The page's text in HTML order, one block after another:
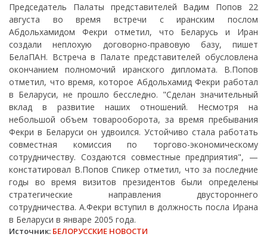
Председатель Палаты представителей Вадим Попов 22
августа во время встречи с иранским послом
Абдольхамидом Фекри отметил, что Беларусь и Иран
создали неплохую договорно-правовую базу, пишет
БелаПАН. Встреча в Палате представителей обусловлена
окончанием полномочий иранского дипломата. В.Попов
отметил, что время, которое Абдольхамид Фекри работал
в Беларуси, не прошло бесследно. "Сделан значительный
вклад в развитие наших отношений. Несмотря на
небольшой объем товарооборота, за время пребывания
Фекри в Беларуси он удвоился. Устойчиво стала работать
совместная комиссия по торгово-экономическому
сотрудничеству. Создаются совместные предприятия", —
констатировал В.Попов Спикер отметил, что за последние
годы во время визитов президентов были определены
стратегические направления двустороннего
сотрудничества. А.Фекри вступил в должность посла Ирана
в Беларуси в январе 2005 года.
Источник: БЕЛОРУССКИЕ НОВОСТИ